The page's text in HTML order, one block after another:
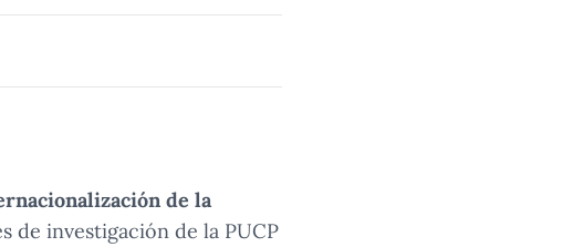
de la
de investigación de la PUCP